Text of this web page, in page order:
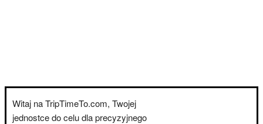
Witaj na TripTimeTo.com, Twojej
jednostce do celu dla precyzyjnego